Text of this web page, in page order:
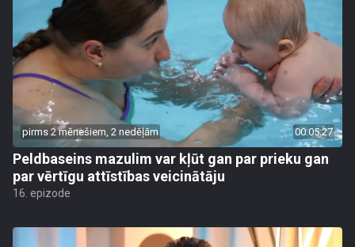
pirms 2 mēnešiem, 2 nedēļām 00:05:27
Peldbaseins mazulim var kļūt gan par prieku gan
par vērtīgu attīstības veicinātāju
16. epizode